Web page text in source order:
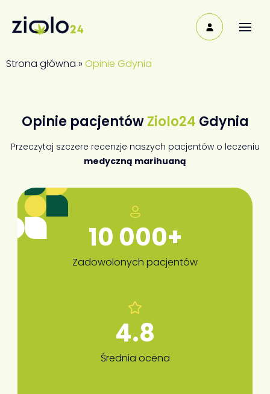
Strona główna » Opinie Gdynia
Opinie pacjentówZiolo24 Gdynia
Przeczytaj szczere recenzje naszych pacjentów o leczeniu
medyczną marihuaną
10 000+
Zadowolonych pacjentów
4.8
Średnia ocena